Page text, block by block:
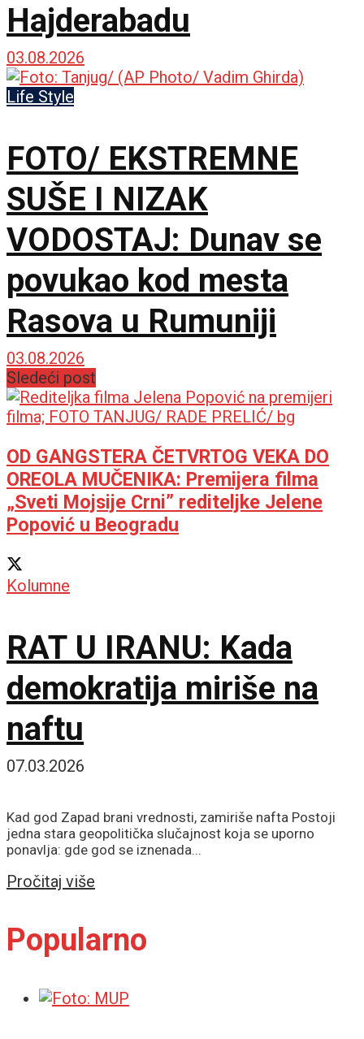
Hajderabadu
03.08.2026
Life Style
FOTO/ EKSTREMNE
SUŠE I NIZAK
VODOSTAJ: Dunav se
povukao kod mesta
Rasova u Rumuniji
03.08.2026
Sledeći post
OD GANGSTERA ČETVRTOG VEKA DO
OREOLA MUČENIKA: Premijera filma
„Sveti Mojsije Crni” rediteljke Jelene
Popović u Beogradu
Kolumne
RAT U IRANU: Kada
demokratija miriše na
naftu
07.03.2026
Kad god Zapad brani vrednosti, zamiriše nafta Postoji
jedna stara geopolitička slučajnost koja se uporno
ponavlja: gde god se iznenada...
Pročitaj više
Popularno